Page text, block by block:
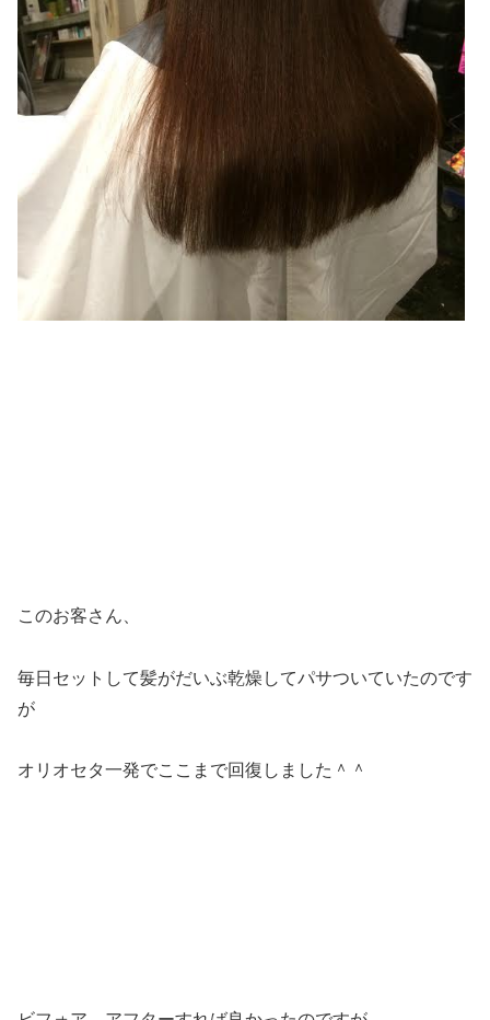
このお客さん、
毎日セットして髪がだいぶ乾燥してパサついていたのです
が
オリオセタ一発でここまで回復しました＾＾